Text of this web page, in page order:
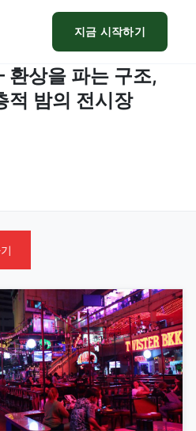
지금 시작하기
상을 파는 구조,
적 밤의 전시장